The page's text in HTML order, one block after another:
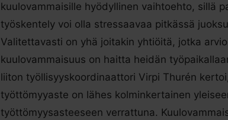
kuulovammaisille hyödyllinen vaihtoehto, sillä
työskentely voi olla stressaavaa pitkässä
Valitettavasti on yhä joitakin yhtiöitä, jotka
kuulovammaisuus on haitta heidän
liiton työllisyyskoordinaattori Virpi Thurén
työttömyyaste on lähes kolminkertainen
työttömyysasteeseen verrattuna.